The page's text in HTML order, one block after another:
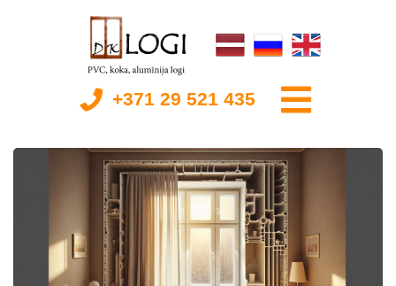
+371 29 521 435